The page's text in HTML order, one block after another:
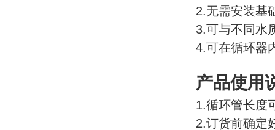
2.无需安装基
3.可与不同水
4.可在循环器
产品使用
1.循环管长度
2.订货前确定